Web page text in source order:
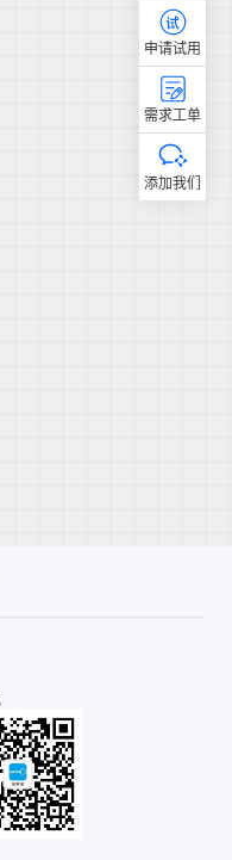
申请试用
需求工单
添加我们